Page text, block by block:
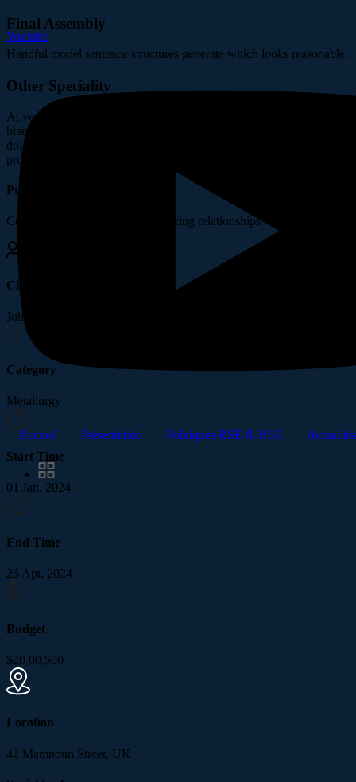
Youtube
Accueil Présentation Politiques RSE & HSE Actualités
Final Assembly
Handful model sentence structures generate which looks reasonable.
Other Speciality
At vero eos et accusamus et iusto odio dignissimos ducimus qui
blanditiis praesentium voluptatum deleniti atque corrupti quos
dolores et quas molestias excepturi sint occaecati cupiditate non
provident, similique sunt in culpa qui officia deserunt mollitia animi.
Project Information
Completely synergize resource taxing relationships via premier.
Client Name
John Henry
Category
Metallurgy
Start Time
01 Jan, 2024
End Time
26 Apr, 2024
Budget
$20,00,500
Location
42 Mamnoun Street, UK